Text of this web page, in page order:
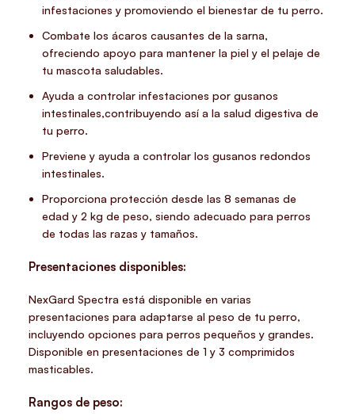
infestaciones y promoviendo el bienestar de tu perro.
Combate los ácaros causantes de la sarna,
ofreciendo apoyo para mantener la piel y el pelaje de
tu mascota saludables.
Ayuda a controlar infestaciones por gusanos
intestinales,contribuyendo así a la salud digestiva de
tu perro.
Previene y ayuda a controlar los gusanos redondos
intestinales.
Proporciona protección desde las 8 semanas de
edad y 2 kg de peso, siendo adecuado para perros
de todas las razas y tamaños.
Presentaciones disponibles:
NexGard Spectra está disponible en varias
presentaciones para adaptarse al peso de tu perro,
incluyendo opciones para perros pequeños y grandes.
Disponible en presentaciones de 1 y 3 comprimidos
masticables.
Rangos de peso: